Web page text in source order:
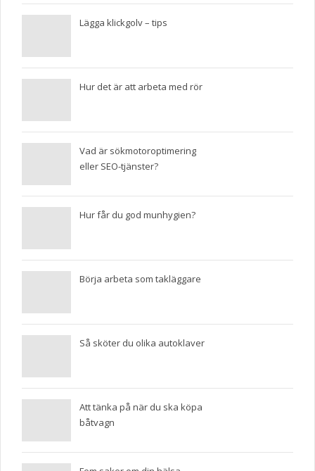
Lägga klickgolv – tips
Hur det är att arbeta med rör
Vad är sökmotoroptimering
eller SEO-tjänster?
Hur får du god munhygien?
Börja arbeta som takläggare
Så sköter du olika autoklaver
Att tänka på när du ska köpa
båtvagn